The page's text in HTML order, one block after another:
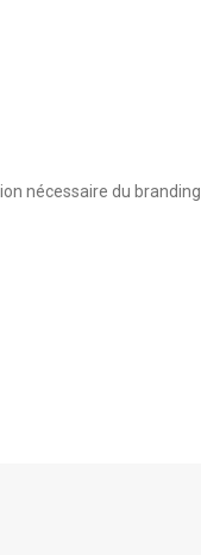
nécessaire du branding